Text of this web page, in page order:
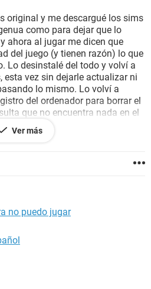
original y me descargué los sims
como para dejar que lo
ahora al jugar me dicen que
del juego (y tienen razón) lo que
Lo desinstalé del todo y volví a
esta vez sin dejarle actualizar ni
lo mismo. Lo volví a
del ordenador para borrar el
que no encuentra nada en el
volver a jugar y no quiero
el momento. ¿Alguien sabe
Ver más
no puedo jugar